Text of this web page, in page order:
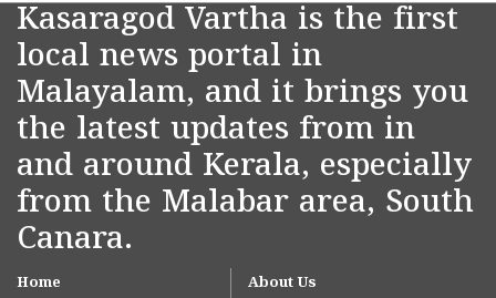
Kasaragod Vartha is the first
local news portal in
Malayalam, and it brings you
the latest updates from in
and around Kerala, especially
from the Malabar area, South
Canara.
Home
About Us